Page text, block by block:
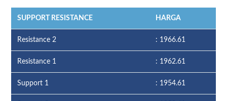
SUPPORT RESISTANCE HARGA
Resistance 2 : 1966.61
Resistance 1 : 1962.61
Support 1 : 1954.61